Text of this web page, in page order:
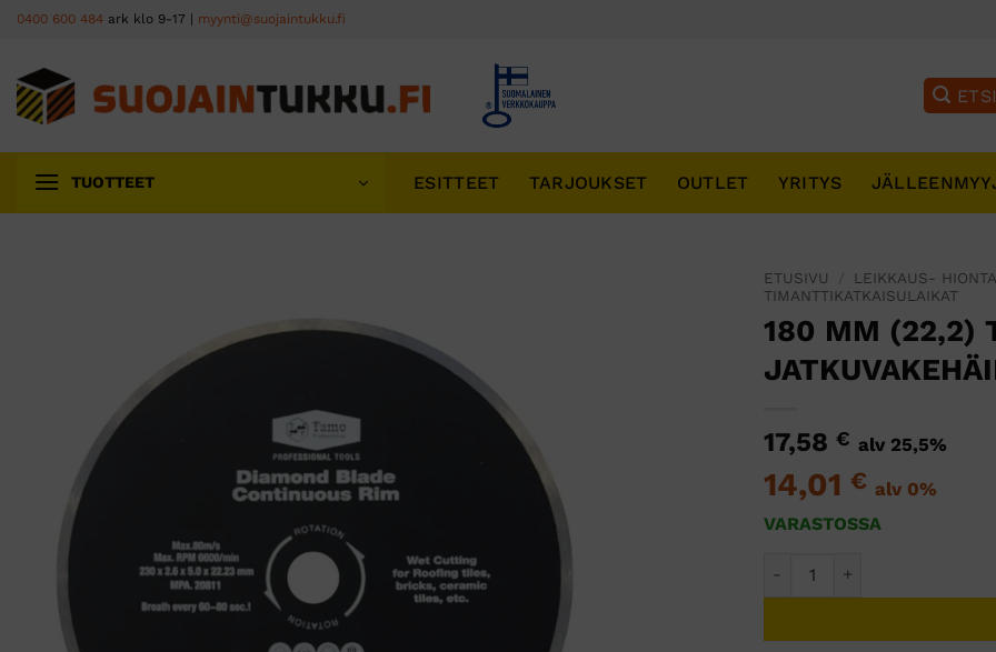
Skip
content
0400 600 484 ark klo 9-17 | myynti@suojaintukku.fi
TUOTTEET ESITTEET TARJOUKSET OUTLET YRITYS
ETUSIVU LEIKKAUS-
TIMANTTIKATKAISULAIKAT
180 MM (22,2)
17,58 € alv 25,5%
14,01 € alv 0%
VARASTOSSA